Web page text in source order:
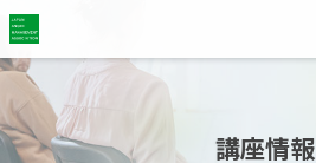
講座情報